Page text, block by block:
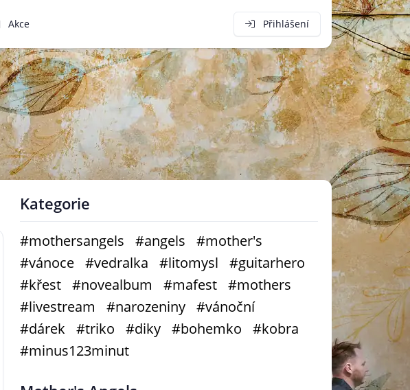
Akce Přihlášení
Kategorie
#mothersangels #angels
#mother's
#vánoce
#vedralka #litomysl
#guitarhero
#křest
#novealbum #mafest
#mothers
#livestream
#narozeniny
#vánoční
#dárek
#triko #diky #bohemko
#kobra
#minus123minut